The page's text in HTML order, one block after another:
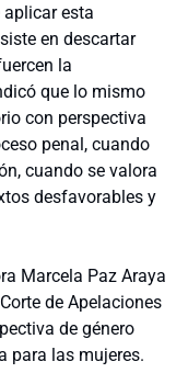
esta
en descartar
la
que lo mismo
con perspectiva
penal, cuando
cuando se valora
desfavorables y
Marcela Paz Araya
de Apelaciones
de género
para las mujeres.